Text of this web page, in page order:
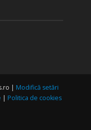
| Modifică setări
| Politica de cookies